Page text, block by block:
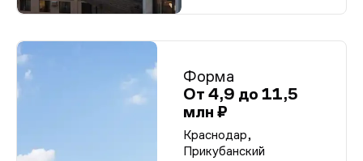
Форма
От 4,9 до 11,5
млн ₽
Краснодар,
Прикубанский